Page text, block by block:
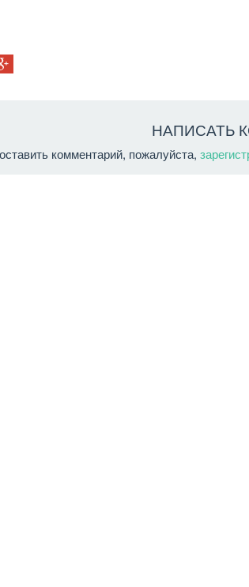
НАПИСАТЬ
комментарий, пожалуйста,